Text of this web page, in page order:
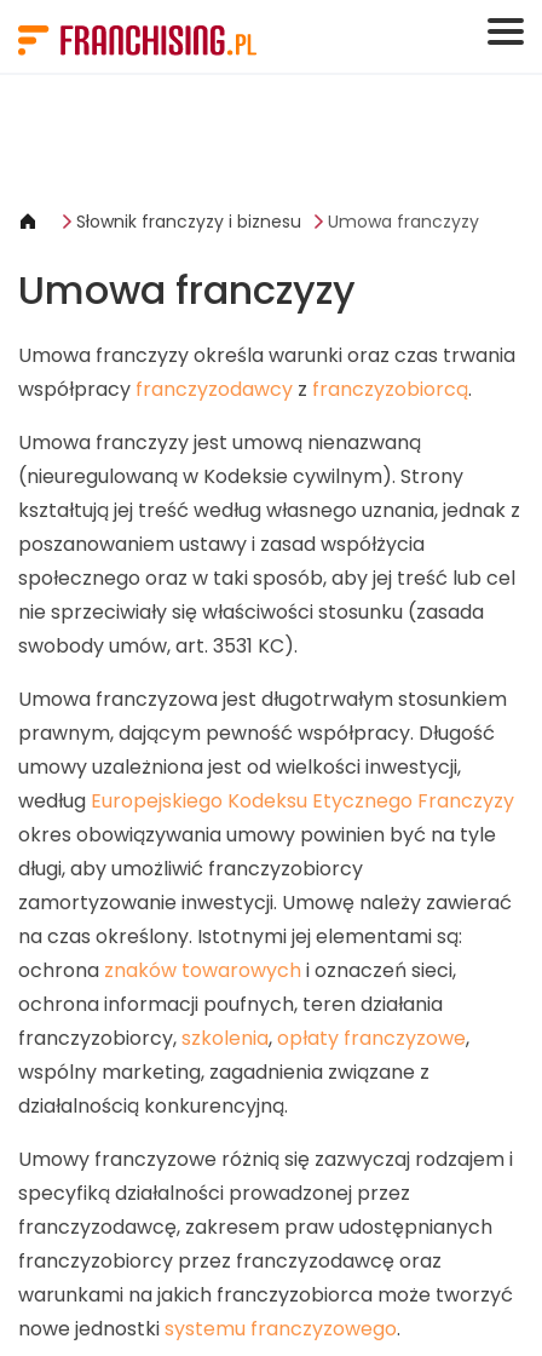
Słownik franczyzy i biznesu Umowa franczyzy
Umowa franczyzy
Umowa franczyzy określa warunki oraz czas trwania
współpracy franczyzodawcy z franczyzobiorcą.
Umowa franczyzy jest umową nienazwaną
(nieuregulowaną w Kodeksie cywilnym). Strony
kształtują jej treść według własnego uznania, jednak z
poszanowaniem ustawy i zasad współżycia
społecznego oraz w taki sposób, aby jej treść lub cel
nie sprzeciwiały się właściwości stosunku (zasada
swobody umów, art. 3531 KC).
Umowa franczyzowa jest długotrwałym stosunkiem
prawnym, dającym pewność współpracy. Długość
umowy uzależniona jest od wielkości inwestycji,
według Europejskiego Kodeksu Etycznego Franczyzy
okres obowiązywania umowy powinien być na tyle
długi, aby umożliwić franczyzobiorcy
zamortyzowanie inwestycji. Umowę należy zawierać
na czas określony. Istotnymi jej elementami są:
ochrona znaków towarowychi oznaczeń sieci,
ochrona informacji poufnych, teren działania
franczyzobiorcy,szkolenia,opłaty franczyzowe,
wspólny marketing, zagadnienia związane z
działalnością konkurencyjną.
Umowy franczyzowe różnią się zazwyczaj rodzajem i
specyfiką działalności prowadzonej przez
franczyzodawcę, zakresem praw udostępnianych
franczyzobiorcy przez franczyzodawcę oraz
warunkami na jakich franczyzobiorca może tworzyć
nowe jednostkisystemu franczyzowego.